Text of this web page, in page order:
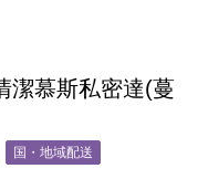
潔慕斯私密達(蔓
国・地域配送